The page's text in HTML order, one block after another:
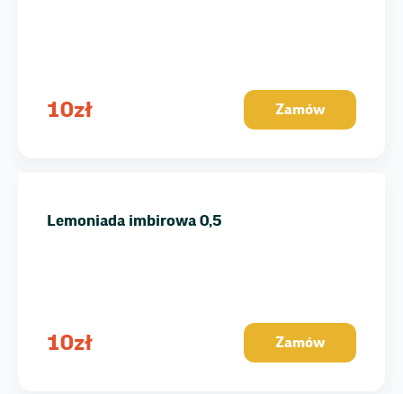
10zł Zamów
Lemoniada imbirowa 0,5
10zł Zamów